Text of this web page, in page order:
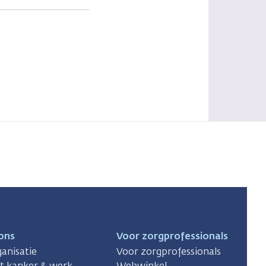
Voor zorgprofessionals
Voor zorgprofessionals